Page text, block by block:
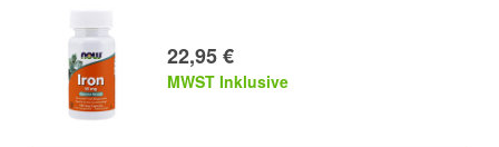
22,95 €
MWST Inklusive